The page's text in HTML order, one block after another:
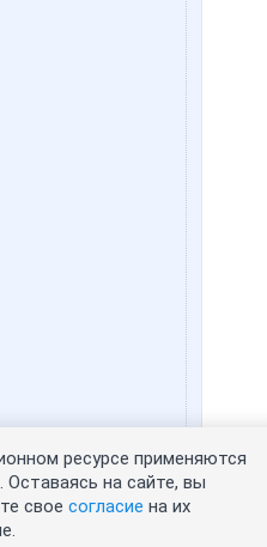
портрет - 0
пользователи
ресурсе применяются
на сайте, вы
свое согласие на их